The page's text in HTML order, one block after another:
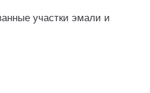
участки эмали и